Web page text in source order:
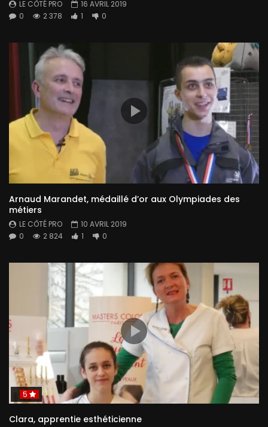
LE CÔTÉ PRO
16 AVRIL 2019
0
2 378 1 0
Arnaud Marandet, médaillé d’or aux Olympiades des
métiers
LE CÔTÉ PRO
10 AVRIL 2019
0
2 824 1 0
5
Clara, apprentie esthéticienne